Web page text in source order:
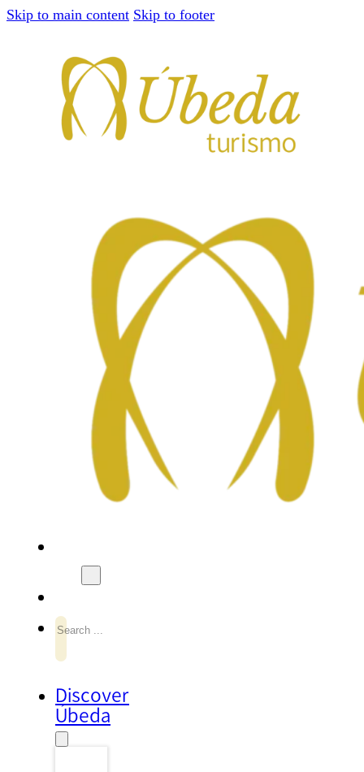
Skip to main content Skip to footer
Search
Discover
Úbeda